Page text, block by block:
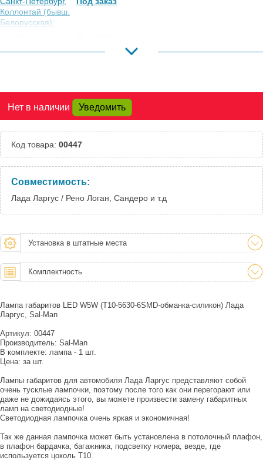
Коллонтай (бывш.
Белорусская):
Краснодар:
Под заказ
Самара:
Тверь:
Тюмень:
Под заказ
Челябинск:
Под заказ
Нет в наличии Уведомить
Код товара: 00447
Совместимость:
Лада Ларгус / Рено Логан, Сандеро и т.д
Установка в штатные места
Комплектность
Лампа габаритов LED W5W (Т10-5630-6SMD-обманка-силикон) Лада
Ларгус, Sal-Man
Артикул: 00447
Производитель: Sal-Man
В комплекте: лампа - 1 шт.
Цена: за шт.
Лампы габаритов для автомобиля Лада Ларгус представляют собой
очень тусклые лампочки, поэтому после того как они перегорают или
даже не дожидаясь этого, вы можете произвести замену габаритных
ламп на светодиодные!
Светодиодная лампочка очень яркая и экономичная!
Так же данная лампочка может быть установлена в потолочный плафон,
в плафон бардачка, багажника, подсветку номера, везде, где
используется цоколь Т10.